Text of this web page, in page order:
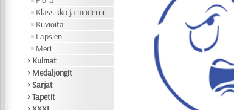
Klassikko ja moderni
Kuvioita
Lapsien
Meri
> Kulmat
> Medaljongit
> Sarjat
> Tapetit